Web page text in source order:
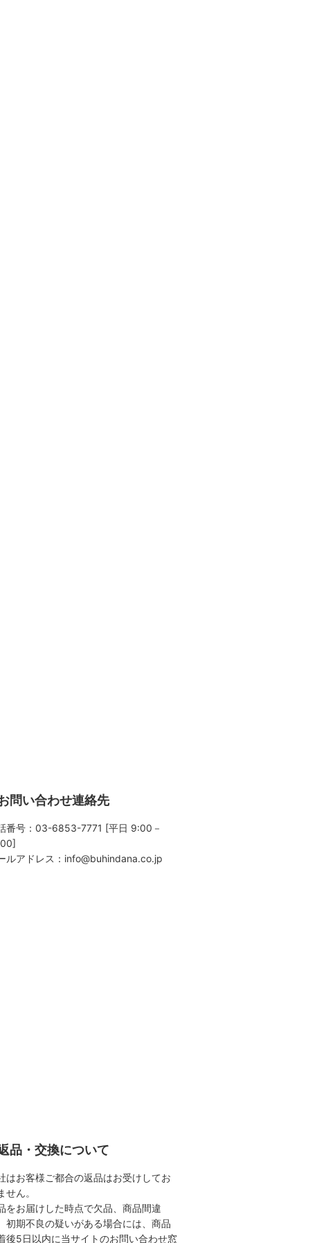
問い合わせ連絡先
番号：03-6853-7771 [平日 9:00－
ルアドレス： info@buhindana.co.jp
品・交換について
はお客様ご都合の返品はお受けしてお
せん。
をお届けした時点で欠品、商品間違
初期不良の疑いがある場合には、商品
後5日以内に当サイトのお問い合わせ窓